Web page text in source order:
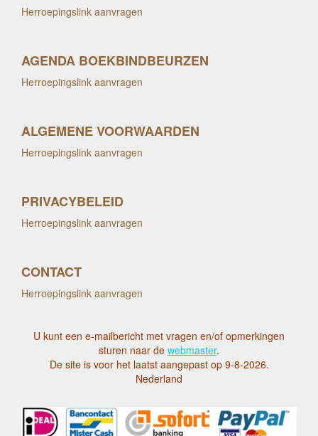
Herroepingslink aanvragen
AGENDA BOEKBINDBEURZEN
Herroepingslink aanvragen
ALGEMENE VOORWAARDEN
Herroepingslink aanvragen
PRIVACYBELEID
Herroepingslink aanvragen
CONTACT
Herroepingslink aanvragen
U kunt een e-mailbericht met vragen en/of opmerkingen
sturen naar de webmaster.
De site is voor het laatst aangepast op 9-8-2026.
Nederland